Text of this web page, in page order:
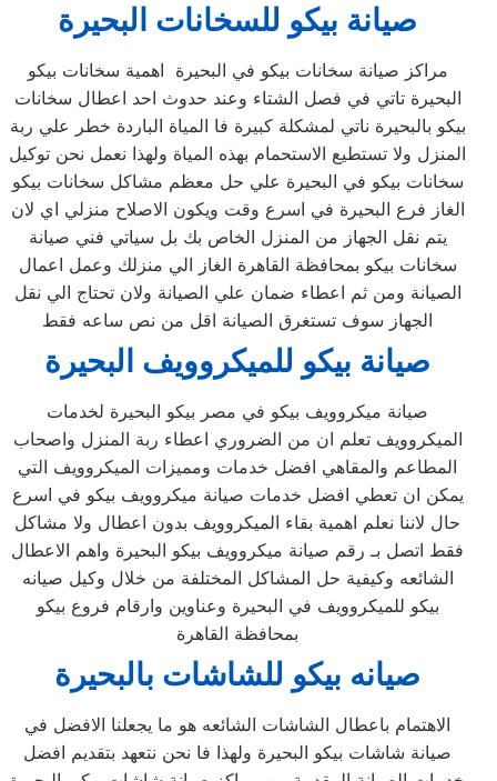
صيانة بيكو للسخانات البحيرة
مراكز صيانة سخانات بيكو في البحيرة اهمية سخانات بيكو
البحيرة تاتي في فصل الشتاء وعند حدوث احد اعطال سخانات
بيكو بالبحيرة ناتي لمشكلة كبيرة فا المياة الباردة خطر علي ربة
المنزل ولا تستطيع الاستحمام بهذه المياة ولهذا نعمل نحن توكيل
سخانات بيكو في البحيرة علي حل معظم مشاكل سخانات بيكو
الغاز فرع البحيرة في اسرع وقت ويكون الاصلاح منزلي اي لان
يتم نقل الجهاز من المنزل الخاص بك بل سياتي فني صيانة
سخانات بيكو بمحافظة القاهرة الغاز الي منزلك وعمل اعمال
الصيانة ومن ثم اعطاء ضمان علي الصيانة ولان تحتاج الي نقل
الجهاز سوف تستغرق الصيانة اقل من نص ساعه فقط
صيانة بيكو للميكروويف البحيرة
صيانة ميكروويف بيكو في مصر بيكو البحيرة لخدمات
الميكروويف تعلم ان من الضروري اعطاء ربة المنزل واصحاب
المطاعم والمقاهي افضل خدمات ومميزات الميكروويف التي
يمكن ان تعطي افضل خدمات صيانة ميكروويف بيكو في اسرع
حال لاننا نعلم اهمية بقاء الميكروويف بدون اعطال ولا مشاكل
فقط اتصل بـ رقم صيانة ميكروويف بيكو البحيرة واهم الاعطال
الشائعه وكيفية حل المشاكل المختلفة من خلال وكيل صيانه
بيكو للميكروويف في البحيرة وعناوين وارقام فروع بيكو
بمحافظة القاهرة
صيانه بيكو للشاشات بالبحيرة
الاهتمام باعطال الشاشات الشائعه هو ما يجعلنا الافضل في
صيانة شاشات بيكو البحيرة ولهذا فا نحن نتعهد بتقديم افضل